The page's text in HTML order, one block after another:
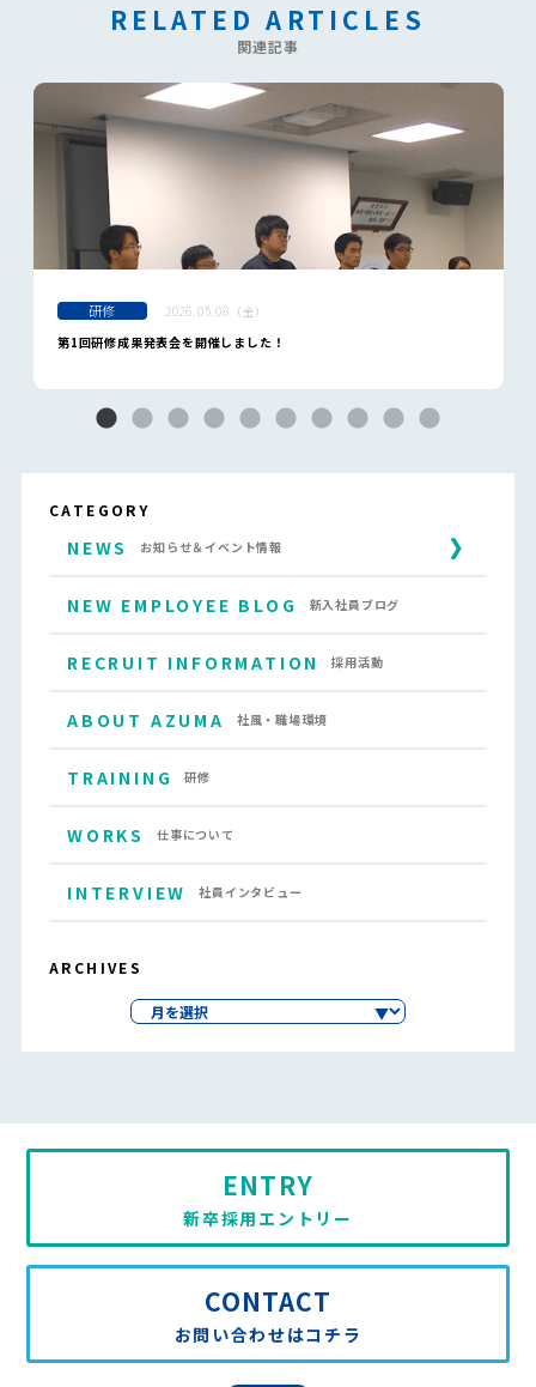
CATEGORY
NEWS お知らせ＆イベント情報
NEW EMPLOYEE BLOG 新入社員ブログ
RECRUIT INFORMATION 採用活動
ABOUT AZUMA 社風・職場環境
TRAINING 研修
WORKS 仕事について
INTERVIEW 社員インタビュー
ARCHIVES
RELATED ARTICLES
関連記事
研修
2026.05.08（金）
第1回研修成果発表会を開催しました！
CONTACT
お問い合わせはコチラ
ENTRY
新卒採用エントリー